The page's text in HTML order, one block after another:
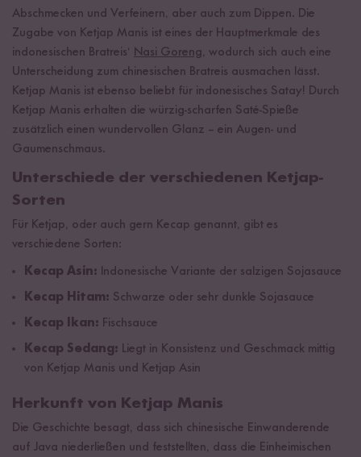
Abschmecken und Verfeinern, aber auch zum Dippen. Die
Zugabe von Ketjap Manis ist eines der Hauptmerkmale des
indonesischen Bratreis‘ Nasi Goreng, wodurch sich auch eine
Unterscheidung zum chinesischen Bratreis ausmachen lässt.
Ketjap Manis ist ebenso beliebt für indonesisches Satay! Durch
Ketjap Manis erhalten die würzig-scharfen Saté-Spieße
zusätzlich einen wundervollen Glanz – ein Augen- und
Gaumenschmaus.
Unterschiede der verschiedenen Ketjap-
Sorten
Für Ketjap, oder auch gern Kecap genannt, gibt es
verschiedene Sorten:
Kecap Asin: Indonesische Variante der salzigen Sojasauce
Kecap Hitam: Schwarze oder sehr dunkle Sojasauce
Kecap Ikan: Fischsauce
Kecap Sedang: Liegt in Konsistenz und Geschmack mittig
von Ketjap Manis und Ketjap Asin
Herkunft von Ketjap Manis
Die Geschichte besagt, dass sich chinesische Einwanderende
auf Java niederließen und feststellten, dass die Einheimischen